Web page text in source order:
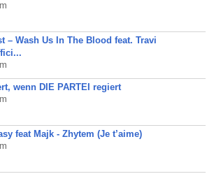
– Wash Us In The Blood feat. Travi
wenn DIE PARTEI regiert
feat Majk - Zhytem (Je t’aime)